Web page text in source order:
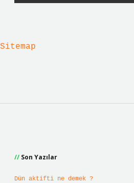
Sitemap
Son Yazılar
Dün aktifti ne demek ?